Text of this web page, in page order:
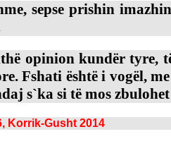
sepse prishin
opinion kundër tyre,
Fshati është i vogël,
s`ka si të mos
Korrik-Gusht 2014